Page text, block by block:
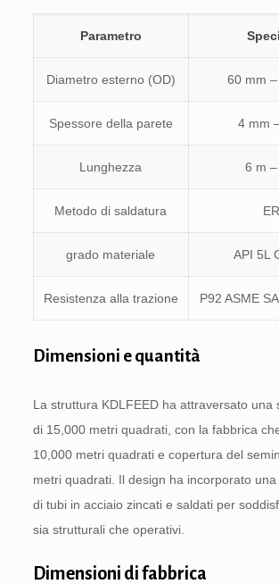
Parametro
Diametro esterno (OD) 60 mm
Spessore della parete 4 mm
Lunghezza 6 m
Metodo di saldatura
grado materiale API 5L
Resistenza alla trazione P92 ASME
Dimensioni e quantità
La struttura KDLFEED ha attraversato una
di 15,000 metri quadrati, con la fabbrica
10,000 metri quadrati e copertura del
metri quadrati. Il design ha incorporato
di tubi in acciaio zincati e saldati per
sia strutturali che operativi.
Dimensioni di fabbrica